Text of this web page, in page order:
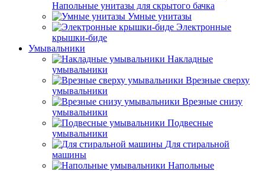
Напольные унитазы для скрытого бачка
Умные унитазы
Электронные
крышки-биде
Умывальники
Накладные
умывальники
Врезные сверху
умывальники
Врезные снизу
умывальники
Подвесные
умывальники
Для стиральной
машины
Напольные